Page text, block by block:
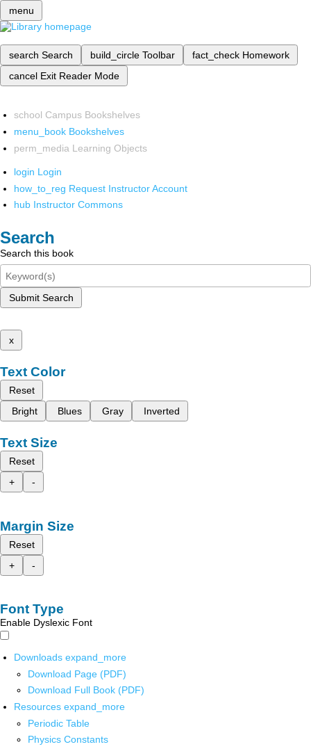
menu
search Search build_circle Toolbar fact_check Homework
cancel Exit Reader Mode
school Campus Bookshelves
menu_book Bookshelves
perm_media Learning Objects
login Login
how_to_reg Request Instructor Account
hub Instructor Commons
Search
Search this book
Submit Search
x
Text Color
Reset
Bright
Blues Gray Inverted
Text Size
Reset
+
-
Margin Size
Reset
+
-
Font Type
Enable Dyslexic Font
Downloads expand_more
Download Page (PDF)
Download Full Book (PDF)
Resources expand_more
Periodic Table
Physics Constants